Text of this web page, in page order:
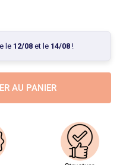
le 12/08et le 14/08!
AU PANIER